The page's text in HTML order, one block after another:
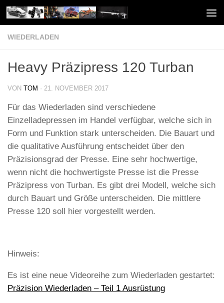
Unter dem Inhalt
WIEDERLADEN
Heavy Präzipress 120 Turban
VON TOM · 21. NOVEMBER 2017
Für das Wiederladen sind verschiedene
Einzelladepressen im Handel verfügbar, welche sich in
Form und Funktion stark unterscheiden. Die Bauart und
die qualitative Ausführung entscheidet über den
Präzisionsgrad der Presse. Eine sehr hochwertige,
wenn nicht die hochwertigste Presse ist die Presse
Präzipress von Turban. Es gibt drei Modell, welche sich
durch Bauart und Größe unterscheiden. Die mittlere
Presse 120 soll hier vorgestellt werden.
Hinweis:
Es ist eine neue Videoreihe zum Wiederladen gestartet:
Präzision Wiederladen – Teil 1 Ausrüstung